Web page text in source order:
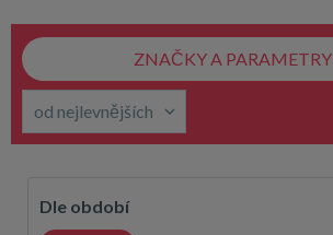
ZNAČKY A PARAMETRY
Dle období